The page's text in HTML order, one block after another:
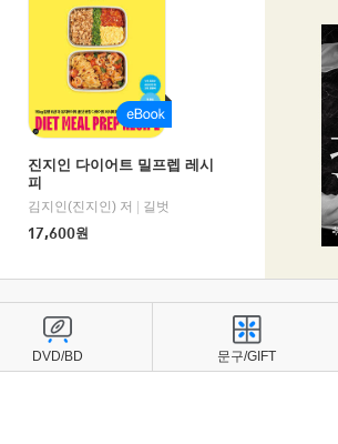
진지인 다이어트 밀프렙 레시
피
김지인(진지인) 저
길벗
17,600원
DVD/BD 문구/GIFT